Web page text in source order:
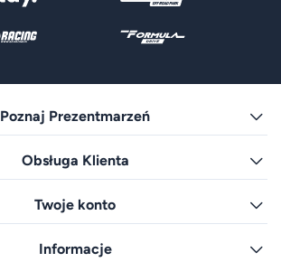
Poznaj Prezentmarzeń
Obsługa Klienta
Twoje konto
Informacje